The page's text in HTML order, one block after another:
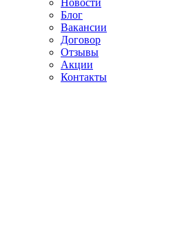
Новости
Блог
Вакансии
Договор
Отзывы
Акции
Контакты